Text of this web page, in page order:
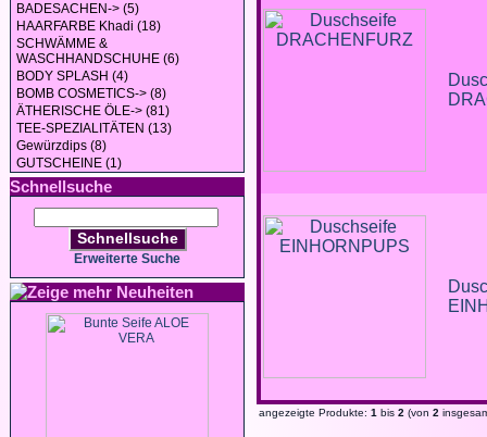
BADESACHEN-> (5)
HAARFARBE Khadi (18)
SCHWÄMME &
WASCHHANDSCHUHE (6)
BODY SPLASH (4)
BOMB COSMETICS-> (8)
ÄTHERISCHE ÖLE-> (81)
TEE-SPEZIALITÄTEN (13)
Gewürzdips (8)
GUTSCHEINE (1)
Schnellsuche
Schnellsuche
Erweiterte Suche
Neuheiten
angezeigte Produkte: 1 bis 2 (von 2